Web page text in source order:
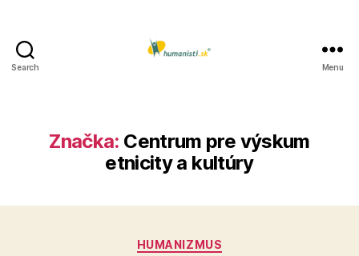
Search Menu
Značka: Centrum pre výskum
etnicity a kultúry
Kategórie
HUMANIZMUS